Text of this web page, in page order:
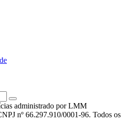
administrado por LMM
nº 66.297.910/0001-96. Todos os